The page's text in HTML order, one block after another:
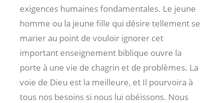
exigences humaines fondamentales. Le jeune
homme ou la jeune fille qui désire tellement se
marier au point de vouloir ignorer cet
important enseignement biblique ouvre la
porte à une vie de chagrin et de problèmes. La
voie de Dieu est la meilleure, et Il pourvoira à
tous nos besoins si nous lui obéissons. Nous